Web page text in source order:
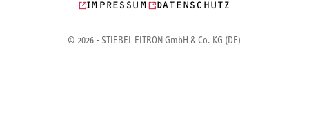
IMPRESSUM DATENSCHUTZ
© 2026 - STIEBEL ELTRON GmbH & Co. KG (DE)